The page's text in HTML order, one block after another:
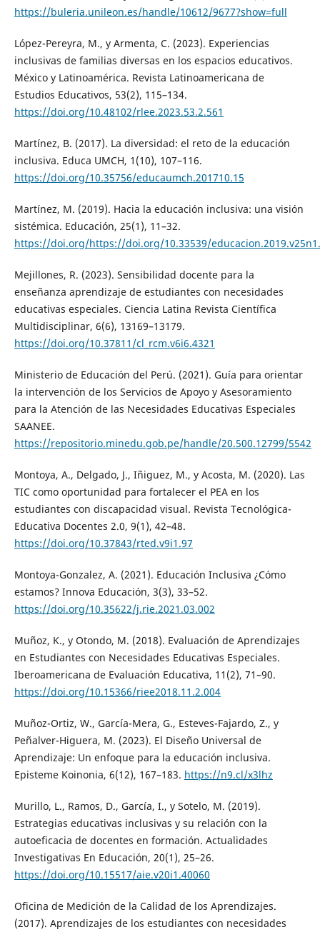
https://buleria.unileon.es/handle/10612/9677?show=full
López-Pereyra, M., y Armenta, C. (2023). Experiencias
inclusivas de familias diversas en los espacios educativos.
México y Latinoamérica. Revista Latinoamericana de
Estudios Educativos, 53(2), 115–134.
https://doi.org/10.48102/rlee.2023.53.2.561
Martínez, B. (2017). La diversidad: el reto de la educación
inclusiva. Educa UMCH, 1(10), 107–116.
https://doi.org/10.35756/educaumch.201710.15
Martínez, M. (2019). Hacia la educación inclusiva: una visión
sistémica. Educación, 25(1), 11–32.
https://doi.org/https://doi.org/10.33539/
Mejillones, R. (2023). Sensibilidad docente para la
enseñanza aprendizaje de estudiantes con necesidades
educativas especiales. Ciencia Latina Revista Científica
Multidisciplinar, 6(6), 13169–13179.
https://doi.org/10.37811/cl_rcm.v6i6.4321
Ministerio de Educación del Perú. (2021). Guía para orientar
la intervención de los Servicios de Apoyo y Asesoramiento
para la Atención de las Necesidades Educativas Especiales
SAANEE.
https://repositorio.minedu.gob.pe/handle/20.500.12799/5542
Montoya, A., Delgado, J., Iñiguez, M., y Acosta, M. (2020). Las
TIC como oportunidad para fortalecer el PEA en los
estudiantes con discapacidad visual. Revista Tecnológica-
Educativa Docentes 2.0, 9(1), 42–48.
https://doi.org/10.37843/rted.v9i1.97
Montoya-Gonzalez, A. (2021). Educación Inclusiva ¿Cómo
estamos? Innova Educación, 3(3), 33–52.
https://doi.org/10.35622/j.rie.2021.03.002
Muñoz, K., y Otondo, M. (2018). Evaluación de Aprendizajes
en Estudiantes con Necesidades Educativas Especiales.
Iberoamericana de Evaluación Educativa, 11(2), 71–90.
https://doi.org/10.15366/riee2018.11.2.004
Muñoz-Ortiz, W., García-Mera, G., Esteves-Fajardo, Z., y
Peñalver-Higuera, M. (2023). El Diseño Universal de
Aprendizaje: Un enfoque para la educación inclusiva.
Episteme Koinonia, 6(12), 167–183. https://n9.cl/x3lhz
Murillo, L., Ramos, D., García, I., y Sotelo, M. (2019).
Estrategias educativas inclusivas y su relación con la
autoeficacia de docentes en formación. Actualidades
Investigativas En Educación, 20(1), 25–26.
https://doi.org/10.15517/aie.v20i1.40060
Oficina de Medición de la Calidad de los Aprendizajes.
(2017). Aprendizajes de los estudiantes con necesidades